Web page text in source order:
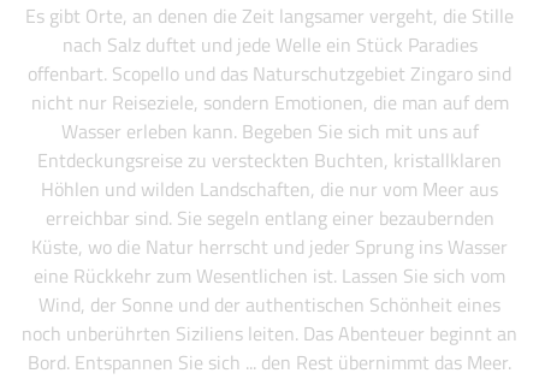
Es gibt Orte, an denen die Zeit langsamer vergeht, die Stille
nach Salz duftet und jede Welle ein Stück Paradies
offenbart. Scopello und das Naturschutzgebiet Zingaro sind
nicht nur Reiseziele, sondern Emotionen, die man auf dem
Wasser erleben kann. Begeben Sie sich mit uns auf
Entdeckungsreise zu versteckten Buchten, kristallklaren
Höhlen und wilden Landschaften, die nur vom Meer aus
erreichbar sind. Sie segeln entlang einer bezaubernden
Küste, wo die Natur herrscht und jeder Sprung ins Wasser
eine Rückkehr zum Wesentlichen ist. Lassen Sie sich vom
Wind, der Sonne und der authentischen Schönheit eines
noch unberührten Siziliens leiten. Das Abenteuer beginnt an
Bord. Entspannen Sie sich ... den Rest übernimmt das Meer.